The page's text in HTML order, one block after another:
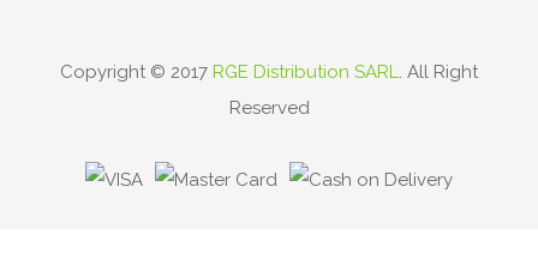
Copyright © 2017 RGE Distribution SARL. All Right
Reserved